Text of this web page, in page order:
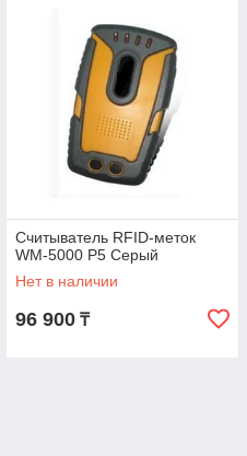
Считыватель RFID-меток
WM-5000 P5 Серый
Нет в наличии
96 900 ₸